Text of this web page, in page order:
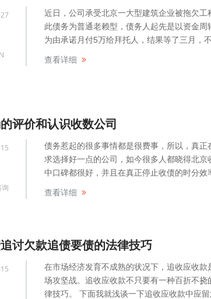
近日，公司承受北京一大型建筑企业被拖欠工
此债务为普通老赖型，债务人起先是以资金周
为由承诺月付5万给拜托人，结果等了三月，不
查看详细
评价和认识收数公司
债务惹起的很多事情都是很费事，所以，真正
求选择好一点的公司，如今很多人都晓得北京
中口碑都很好，并且在真正停止收债的时分效
查看详细
讨欠款追债要债的法律技巧
在市场经济发育不成熟的状况下，追收应收款
场攻坚战。追收应收款不只要有一种百折不挠
律技巧。 下面我就浅谈一下追收应收款中应留